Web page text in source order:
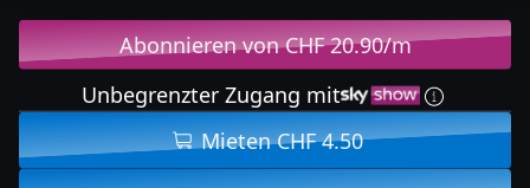
Abonnieren von CHF 20.90/m
Unbegrenzter Zugang mit
Mieten CHF 4.50